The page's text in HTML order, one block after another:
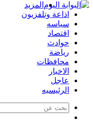
المزيد
اذاعة وتلفزيون
سياسه
اقتصاد
حوادث
رياضة
محافظات
الاخبار
عاجل
الرئيسيه